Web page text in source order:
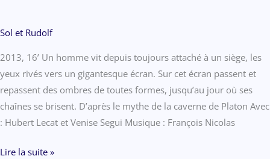
Sol et Rudolf
2013, 16’ Un homme vit depuis toujours attaché à un siège, les
yeux rivés vers un gigantesque écran. Sur cet écran passent et
repassent des ombres de toutes formes, jusqu’au jour où ses
chaînes se brisent. D’après le mythe de la caverne de Platon Avec
: Hubert Lecat et Venise Segui Musique : François Nicolas
NAUSICAA
Lire la suite »